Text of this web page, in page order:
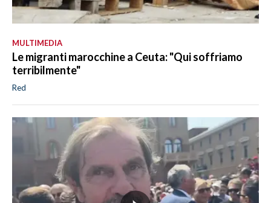
MULTIMEDIA
Le migranti marocchine a Ceuta: "Qui soffriamo
terribilmente"
Red